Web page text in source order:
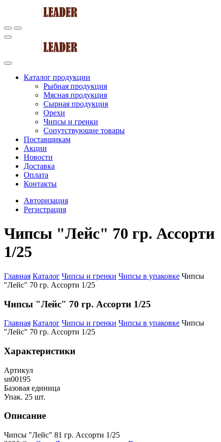
Каталог продукции
Рыбная продукция
Мясная продукция
Сырная продукция
Орехи
Чипсы и гренки
Сопутствующие товары
Поставщикам
Акции
Новости
Доставка
Оплата
Контакты
Авторизация
Регистрация
Чипсы "Лейс" 70 гр. Ассорти
1/25
Главная Каталог Чипсы и гренки Чипсы в упаковке Чипсы
"Лейс" 70 гр. Ассорти 1/25
Чипсы "Лейс" 70 гр. Ассорти 1/25
Главная Каталог Чипсы и гренки Чипсы в упаковке Чипсы
"Лейс" 70 гр. Ассорти 1/25
Характеристики
Артикул
sn00195
Базовая единица
Упак. 25 шт.
Описание
Чипсы "Лейс" 81 гр. Ассорти 1/25